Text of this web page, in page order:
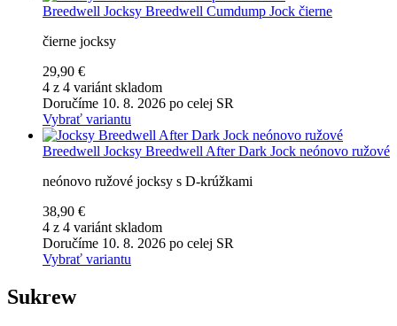
Breedwell Jocksy Breedwell Cumdump Jock čierne
čierne jocksy
29,90 €
4 z 4 variánt skladom
Doručíme 10. 8. 2026 po celej SR
Vybrať variantu
Breedwell Jocksy Breedwell After Dark Jock neónovo ružové
neónovo ružové jocksy s D-krúžkami
38,90 €
4 z 4 variánt skladom
Doručíme 10. 8. 2026 po celej SR
Vybrať variantu
Sukrew